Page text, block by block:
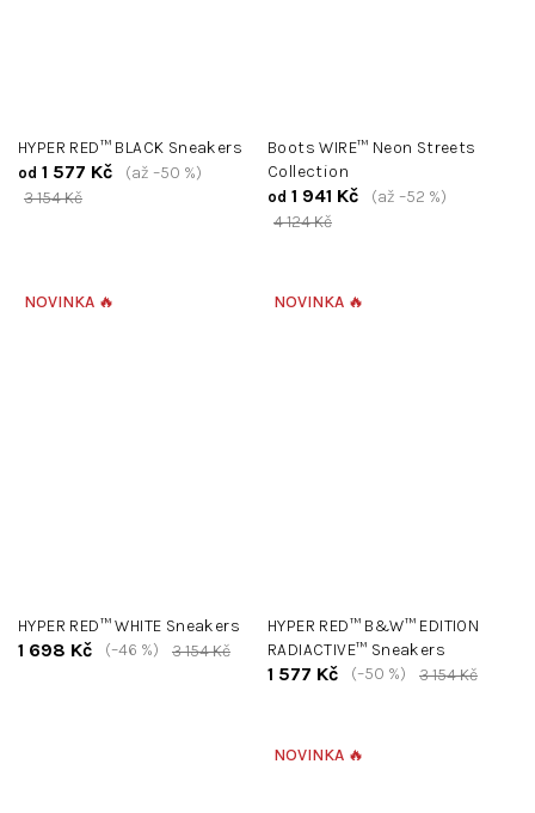
HYPER RED™ BLACK Sneakers
od 1 577 Kč
3 154 Kč
(až –50 %)
Boots WIRE™ Neon Streets
Collection
od 1 941 Kč
4 124 Kč
(až –52 %)
NOVINKA 🔥
HYPER RED™ WHITE Sneakers
1 698 Kč 3 154 Kč
(–46 %)
NOVINKA 🔥
HYPER RED™ B&W™ EDITION
RADIACTIVE™ Sneakers
1 577 Kč 3 154 Kč
(–50 %)
NOVINKA 🔥